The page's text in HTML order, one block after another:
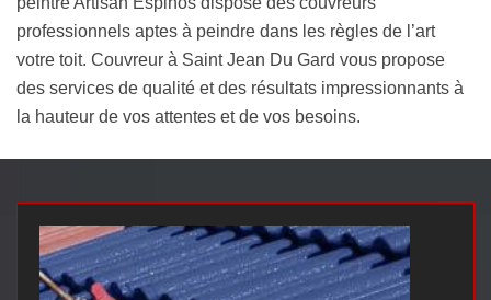
professionnels aptes à peindre dans les règles de l’art
votre toit. Couvreur à Saint Jean Du Gard vous propose
des services de qualité et des résultats impressionnants à
la hauteur de vos attentes et de vos besoins.